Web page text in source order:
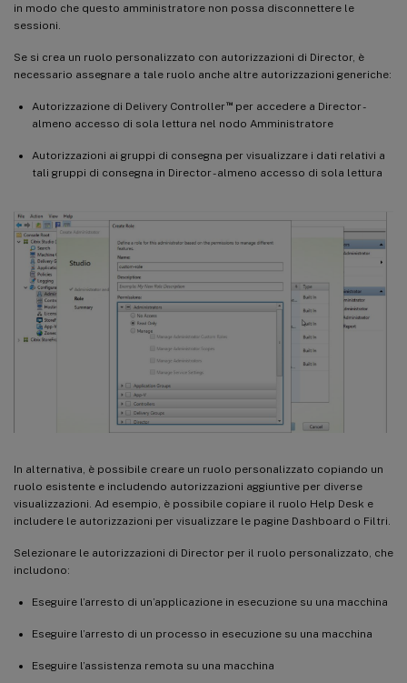
in modo che questo amministratore non possa disconnettere le
sessioni.
Se si crea un ruolo personalizzato con autorizzazioni di Director, è
necessario assegnare a tale ruolo anche altre autorizzazioni generiche:
Autorizzazione di Delivery Controller™per accedere a Director -
almeno accesso di sola lettura nel nodo Amministratore
Autorizzazioni ai gruppi di consegna per visualizzare i dati relativi a
tali gruppi di consegna in Director - almeno accesso di sola lettura
In alternativa, è possibile creare un ruolo personalizzato copiando un
ruolo esistente e includendo autorizzazioni aggiuntive per diverse
visualizzazioni. Ad esempio, è possibile copiare il ruolo Help Desk e
includere le autorizzazioni per visualizzare le pagine Dashboard o Filtri.
Selezionare le autorizzazioni di Director per il ruolo personalizzato, che
includono:
Eseguire l’arresto di un’applicazione in esecuzione su una macchina
Eseguire l’arresto di un processo in esecuzione su una macchina
Eseguire l’assistenza remota su una macchina